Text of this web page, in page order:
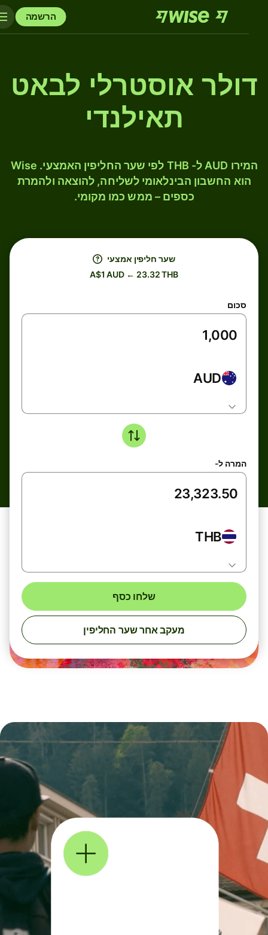
הרשמה
דולר אוסטרלי לבאט
תאילנדי
המירו AUD ל- THB לפי שער החליפין האמצעי. Wise
הוא החשבון הבינלאומי לשליחה, להוצאה ולהמרת
כספים – ממש כמו מקומי.
שער חליפין אמצעי
A$1 AUD ← 23.32 THB
סכום
AUD
המרה ל-
THB
שלחו כסף
מעקב אחר שער החליפין